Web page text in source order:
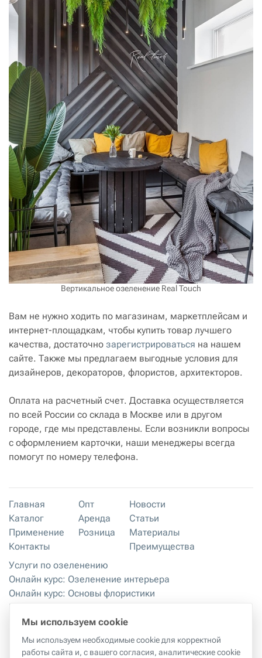
Вертикальное озеленение Real Touch
Вам не нужно ходить по магазинам, маркетплейсам и
интернет-площадкам, чтобы купить товар лучшего
качества, достаточно зарегистрироваться на нашем
сайте. Также мы предлагаем выгодные условия для
дизайнеров, декораторов, флористов, архитекторов.
Оплата на расчетный счет. Доставка осуществляется
по всей России со склада в Москве или в другом
городе, где мы представлены. Если возникли вопросы
с оформлением карточки, наши менеджеры всегда
помогут по номеру телефона.
Главная
Каталог
Применение
Контакты
Опт
Аренда
Розница
Новости
Статьи
Материалы
Преимущества
Услуги по озеленению
Онлайн курс: Озеленение интерьера
Онлайн курс: Основы флористики
Мастер-классы
Правила хранения и эксплуатации
Мы используем cookie
Мы используем необходимые cookie для корректной
работы сайта и, с вашего согласия, аналитические cookie